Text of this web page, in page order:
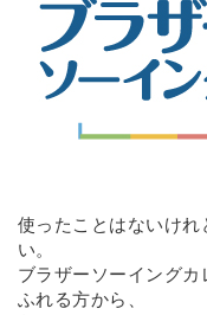
使ったことはないけ
い。
ブラザーソーイング
ふれる方から、